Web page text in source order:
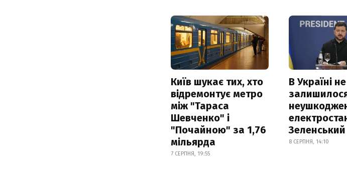
Київ шукає тих, хто
відремонтує метро
між "Тараса
Шевченко" і
"Почайною" за 1,76
мільярда
7 СЕРПНЯ, 19:55
В Україні не
Зеленський
8 СЕРПНЯ, 14:10